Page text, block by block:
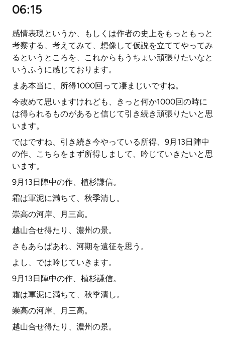
06:15
感情表現というか、もしくは作者の史上をもっともっと
考察する、考えてみて、想像して仮説を立ててやってみ
るというところを、これからもうちょい頑張りたいなと
いうふうに感じております。
まあ本当に、所得1000回って凄まじいですね。
今改めて思いますけれども、きっと何か1000回の時に
は得られるものがあると信じて引き続き頑張りたいと思
います。
ではですね、引き続き今やっている所得、9月13日陣中
の作、こちらをまず所得しまして、吟じていきたいと思
います。
9月13日陣中の作、植杉謙信。
霜は軍泥に満ちて、秋季清し。
崇高の河岸、月三高。
越山合せ得たり、濃州の景。
さもあらばあれ、河期を遠征を思う。
よし、では吟じていきます。
9月13日陣中の作、植杉謙信。
霜は軍泥に満ちて、秋季清し。
崇高の河岸、月三高。
越山合せ得たり、濃州の景。